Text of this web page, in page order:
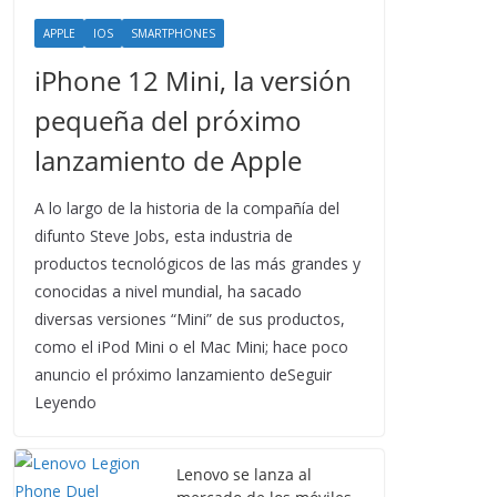
APPLE IOS SMARTPHONES
iPhone 12 Mini, la versión
pequeña del próximo
lanzamiento de Apple
A lo largo de la historia de la compañía del
difunto Steve Jobs, esta industria de
productos tecnológicos de las más grandes y
conocidas a nivel mundial, ha sacado
diversas versiones “Mini” de sus productos,
como el iPod Mini o el Mac Mini; hace poco
anuncio el próximo lanzamiento deSeguir
Leyendo
Lenovo se lanza al